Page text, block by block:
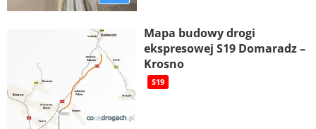
Mapa budowy drogi
ekspresowej S19 Domaradz –
Krosno
S19